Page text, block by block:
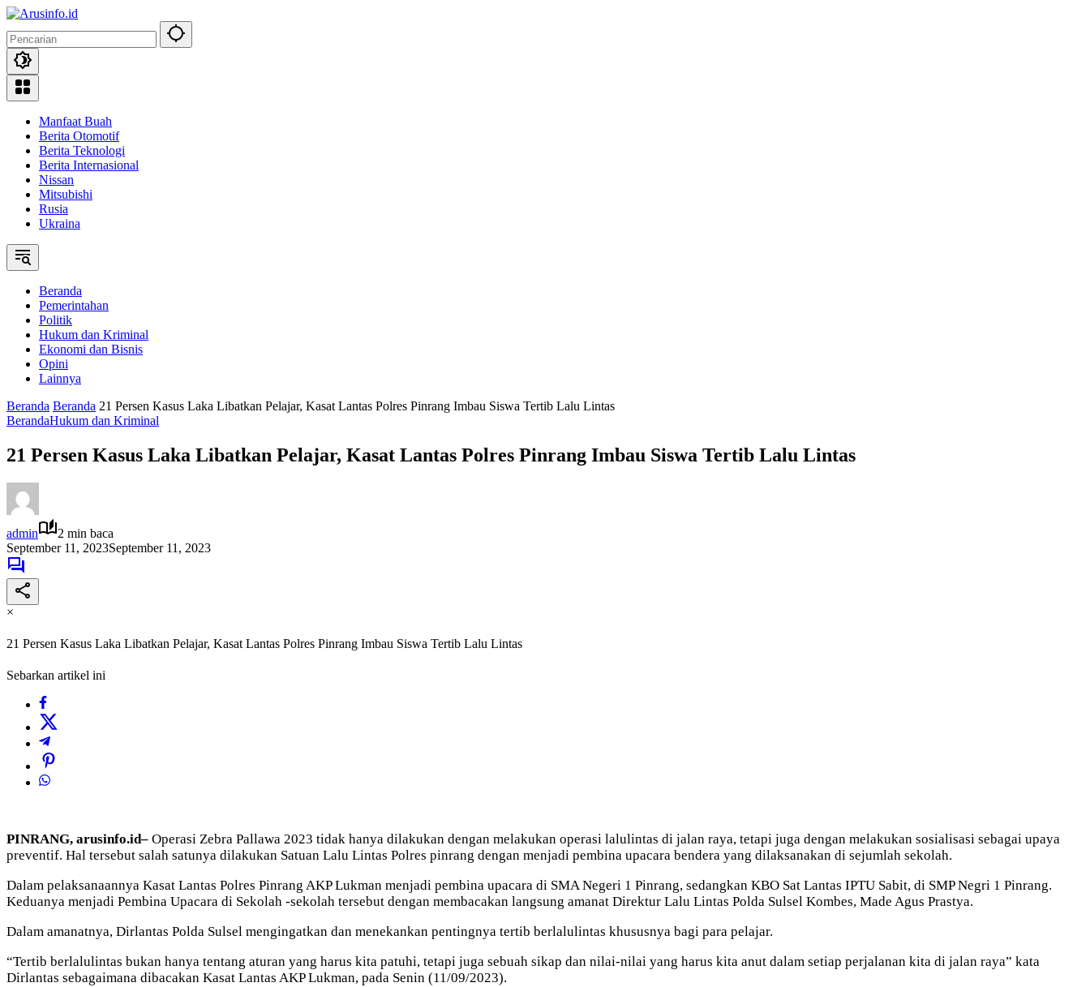
Langsung
konten
Manfaat Buah
Berita Otomotif
Berita Teknologi
Berita Internasional
Nissan
Mitsubishi
Rusia
Ukraina
Beranda
Pemerintahan
Politik
Hukum dan Kriminal
Ekonomi dan Bisnis
Opini
Lainnya
Beranda Beranda 21 Persen Kasus Laka Libatkan Pelajar, Kasat Lantas Polres Pinrang Imbau Siswa Tertib Lalu Lintas
BerandaHukum dan Kriminal
21 Persen Kasus Laka Libatkan Pelajar, Kasat Lantas Polres Pinrang Imbau Siswa Tertib Lalu Lintas
admin
2 min baca
September 11, 2023September 11, 2023
×
21 Persen Kasus Laka Libatkan Pelajar, Kasat Lantas Polres Pinrang Imbau Siswa Tertib Lalu Lintas
Sebarkan artikel ini
PINRANG, arusinfo.id– Operasi Zebra Pallawa 2023 tidak hanya dilakukan dengan melakukan operasi lalulintas di jalan raya, tetapi juga dengan melakukan sosialisasi sebagai upaya
preventif. Hal tersebut salah satunya dilakukan Satuan Lalu Lintas Polres pinrang dengan menjadi pembina upacara bendera yang dilaksanakan di sejumlah sekolah.
Dalam pelaksanaannya Kasat Lantas Polres Pinrang AKP Lukman menjadi pembina upacara di SMA Negeri 1 Pinrang, sedangkan KBO Sat Lantas IPTU Sabit, di SMP Negri 1 Pinrang.
Keduanya menjadi Pembina Upacara di Sekolah -sekolah tersebut dengan membacakan langsung amanat Direktur Lalu Lintas Polda Sulsel Kombes, Made Agus Prastya.
Dalam amanatnya, Dirlantas Polda Sulsel mengingatkan dan menekankan pentingnya tertib berlalulintas khususnya bagi para pelajar.
“Tertib berlalulintas bukan hanya tentang aturan yang harus kita patuhi, tetapi juga sebuah sikap dan nilai-nilai yang harus kita anut dalam setiap perjalanan kita di jalan raya” kata
Dirlantas sebagaimana dibacakan Kasat Lantas AKP Lukman, pada Senin (11/09/2023).